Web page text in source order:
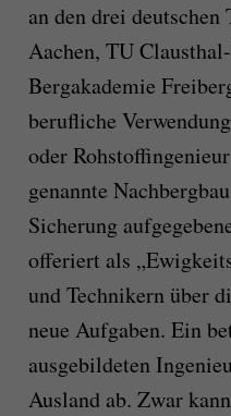
an den drei
Aachen, TU
Bergakademie
berufliche
oder
genannte
Sicherung
offeriert als
und Technikern über
neue Aufgaben. Ein
ausgebildeten
Ausland ab. Zwar